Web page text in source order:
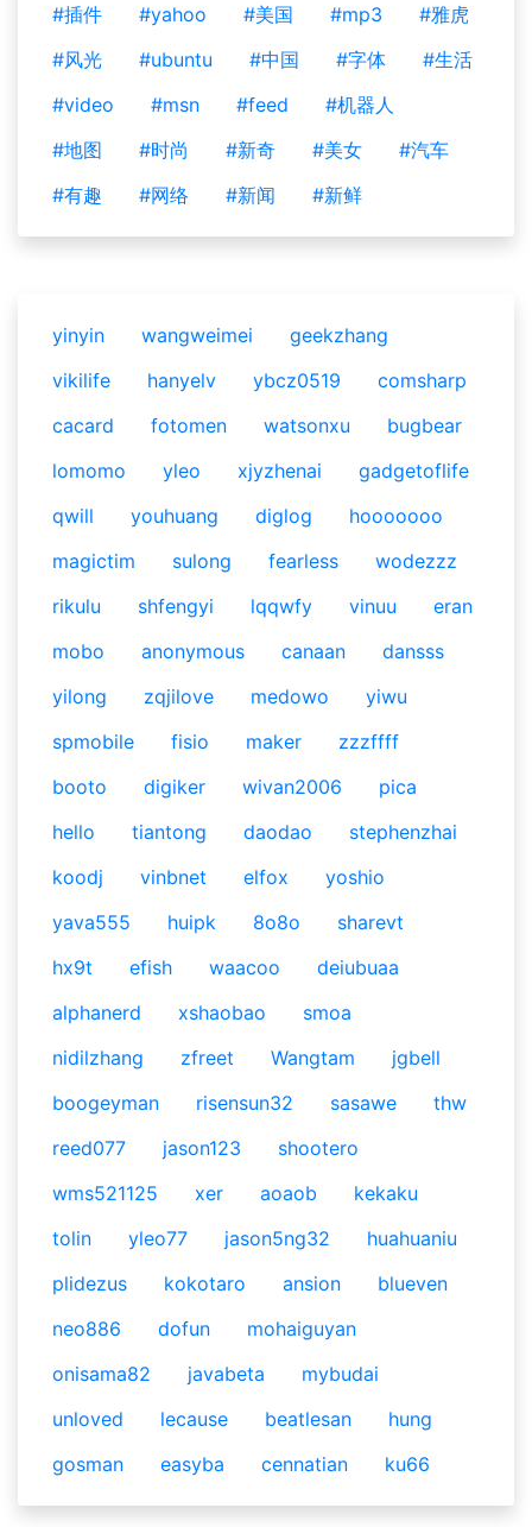
#插件
#yahoo #美国 #mp3
#雅虎
#风光
#ubuntu #中国 #字体
#生活
#video
#msn #feed
#机器人
#地图
#时尚 #新奇 #美女
#汽车
#有趣
#网络 #新闻 #新鲜
yinyin wangweimei
geekzhang
vikilife
hanyelv ybcz0519
comsharp
cacard
fotomen watsonxu
bugbear
lomomo
yleo xjyzhenai
gadgetoflife
qwill
youhuang diglog
hooooooo
magictim
sulong fearless
wodezzz
rikulu
shfengyi lqqwfy vinuu
eran
mobo
anonymous canaan
dansss
yilong
zqjilove medowo
yiwu
spmobile
fisio maker
zzzffff
booto
digiker wivan2006
pica
hello
tiantong daodao
stephenzhai
koodj
vinbnet elfox
yoshio
yava555
huipk 8o8o
sharevt
hx9t
efish waacoo
deiubuaa
alphanerd
xshaobao
smoa
nidilzhang
zfreet Wangtam
jgbell
boogeyman
risensun32 sasawe
thw
reed077
jason123
shootero
wms521125
xer aoaob
kekaku
tolin
yleo77 jason5ng32
huahuaniu
plidezus
kokotaro ansion
blueven
neo886
dofun
mohaiguyan
onisama82
javabeta
mybudai
unloved
lecause beatlesan
hung
gosman
easyba cennatian ku66